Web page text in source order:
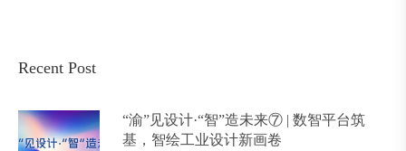
Recent Post
“渝”见设计·“智”造未来⑦ | 数智平台筑
基，智绘工业设计新画卷